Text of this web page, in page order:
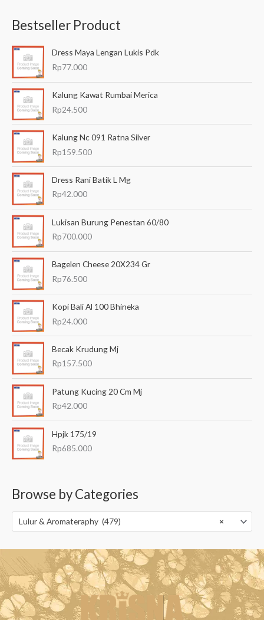
c
a
u
n
u
Bestseller Product
Dress Maya Lengan Lukis Pdk
Rp77.000
Kalung Kawat Rumbai Merica
Rp24.500
Kalung Nc 091 Ratna Silver
Rp159.500
Dress Rani Batik L Mg
Rp42.000
Lukisan Burung Penestan 60/80
Rp700.000
Bagelen Cheese 20X234 Gr
Rp76.500
Kopi Bali Al 100 Bhineka
Rp24.000
Becak Krudung Mj
Rp157.500
Patung Kucing 20 Cm Mj
Rp42.000
Hpjk 175/19
Rp685.000
Browse by Categories
×
Lulur & Aromateraphy (479)